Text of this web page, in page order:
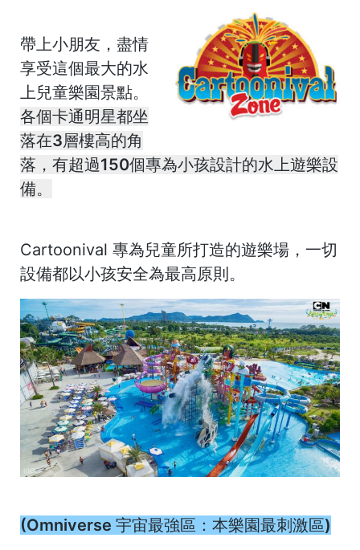
帶上小朋友，盡情
享受這個最大的水
上兒童樂園景點。
各個卡通明星都坐
落在3層樓高的角
落，有超過150個專為小孩設計的水上遊樂設
備。
Cartoonival 專為兒童所打造的遊樂場， 一切
設備都以小孩安全為最高原則。
(Omniverse 宇宙最強區：本樂園最刺激區)